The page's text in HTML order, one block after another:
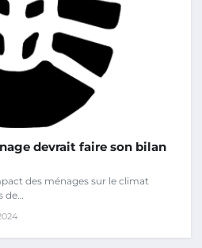
devrait faire son bilan
des ménages sur le climat
de…